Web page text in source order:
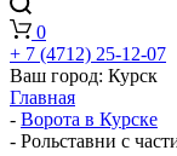
0
+ 7 (4712) 25-12-07
Ваш город: Курск
Главная
- Ворота в Курске
- Рольставни с